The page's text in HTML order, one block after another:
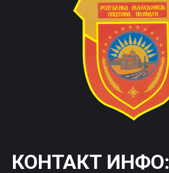
КОНТАКТ ИНФО: